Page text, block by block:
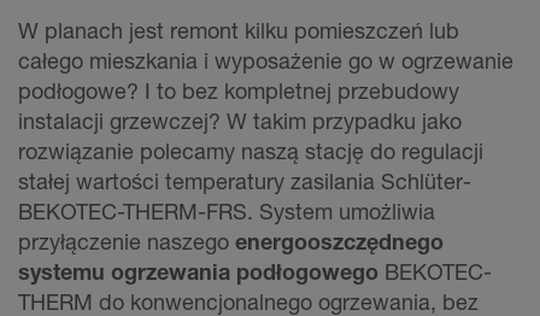
W planach jest remont kilku pomieszczeń lub
całego mieszkania i wyposażenie go w ogrzewanie
podłogowe? I to bez kompletnej przebudowy
instalacji grzewczej? W takim przypadku jako
rozwiązanie polecamy naszą stację do regulacji
stałej wartości temperatury zasilania Schlüter-
BEKOTEC-THERM-FRS. System umożliwia
przyłączenie naszego energooszczędnego
systemu ogrzewania podłogowego BEKOTEC-
THERM do konwencjonalnego ogrzewania, bez